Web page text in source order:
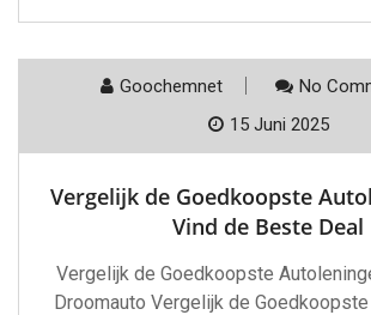
Goochemnet
No
15 Juni 2025
Vergelijk de Goedkoopste
Vind de Beste Deal
Vergelijk de Goedkoopste
Droomauto Vergelijk de